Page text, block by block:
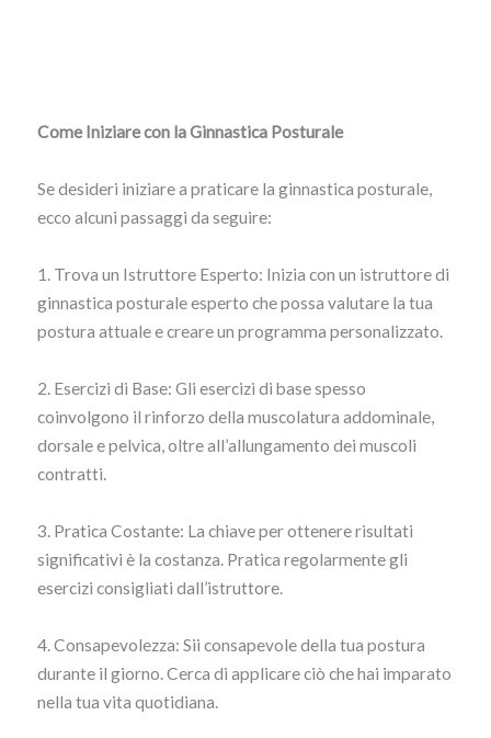
Come Iniziare con la Ginnastica Posturale
Se desideri iniziare a praticare la ginnastica posturale,
ecco alcuni passaggi da seguire:
1. Trova un Istruttore Esperto: Inizia con un istruttore di
ginnastica posturale esperto che possa valutare la tua
postura attuale e creare un programma personalizzato.
2. Esercizi di Base: Gli esercizi di base spesso
coinvolgono il rinforzo della muscolatura addominale,
dorsale e pelvica, oltre all’allungamento dei muscoli
contratti.
3. Pratica Costante: La chiave per ottenere risultati
significativi è la costanza. Pratica regolarmente gli
esercizi consigliati dall’istruttore.
4. Consapevolezza: Sii consapevole della tua postura
durante il giorno. Cerca di applicare ciò che hai imparato
nella tua vita quotidiana.